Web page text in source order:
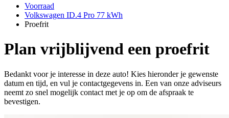
Voorraad
Volkswagen ID.4 Pro 77 kWh
Proefrit
Plan vrijblijvend een proefrit
Bedankt voor je interesse in deze auto! Kies hieronder je gewenste
datum en tijd, en vul je contactgegevens in. Een van onze adviseurs
neemt zo snel mogelijk contact met je op om de afspraak te
bevestigen.